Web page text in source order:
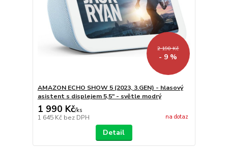
2 190 Kč
- 9 %
AMAZON ECHO SHOW 5 (2023, 3.GEN) - hlasový
asistent s displejem 5,5" - světle modrý
1 990 Kč/ks
1 645 Kč bez DPH na dotaz
Detail